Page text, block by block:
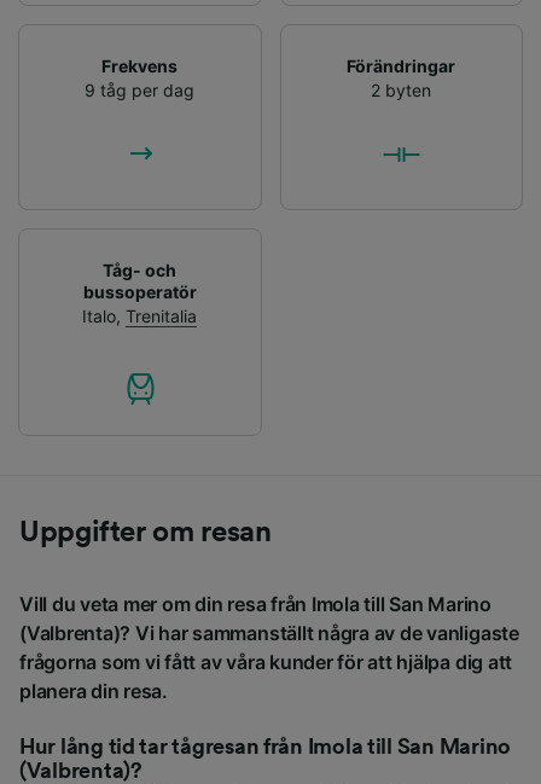
Frekvens
9 tåg per dag
Förändringar
2 byten
Tåg- och
bussoperatör
Italo,Trenitalia
Uppgifter om resan
Vill du veta mer om din resa från Imola till San Marino
(Valbrenta)? Vi har sammanställt några av de vanligaste
frågorna som vi fått av våra kunder för att hjälpa dig att
planera din resa.
Hur lång tid tar tågresan från Imola till San Marino
(Valbrenta)?